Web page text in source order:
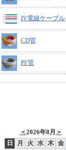
IV電線ケーブル
CD管
PF管
＜2026年8月 ＞
日
月 火 水 木 金